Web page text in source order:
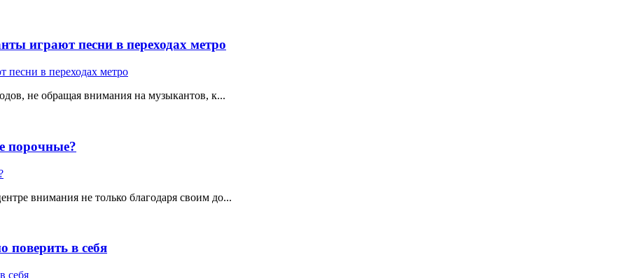
играют песни в переходах метро
не обращая внимания на музыкантов, к...
порочные?
внимания не только благодаря своим до...
в себя